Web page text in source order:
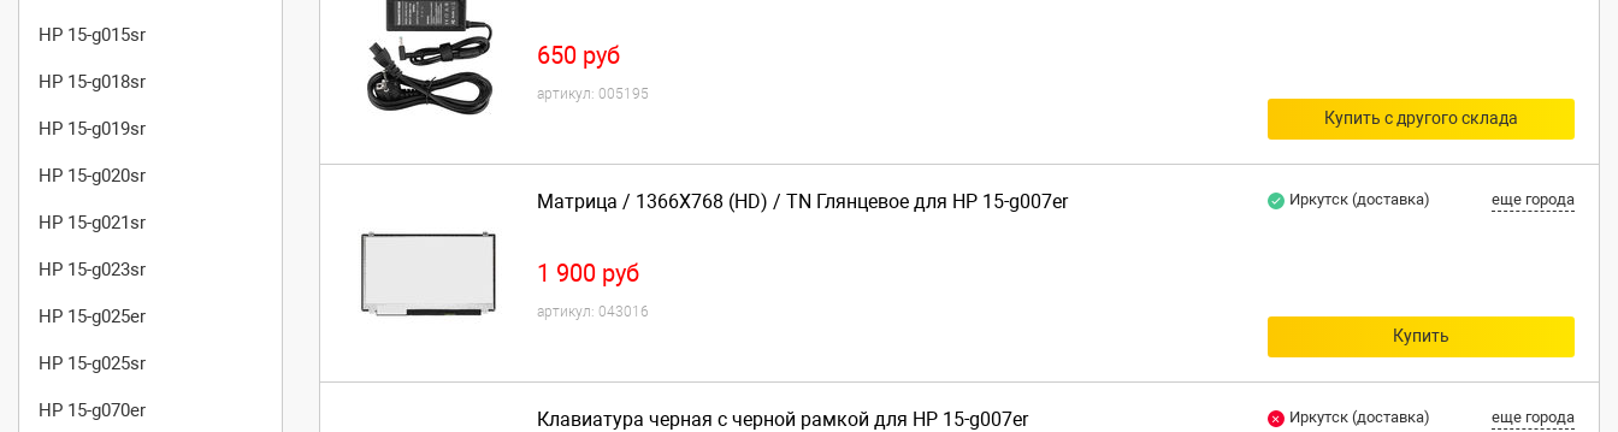
HP 15-g015sr
HP 15-g018sr
HP 15-g019sr
HP 15-g020sr
HP 15-g021sr
HP 15-g023sr
HP 15-g025er
HP 15-g025sr
HP 15-g070er
650 руб
артикул: 005195
Купить с другого склада
Матрица / 1366X768 (HD) / TN Глянцевое для HP 15-g007er
1 900 руб
артикул: 043016
Иркутск (доставка) еще города
Купить
Клавиатура черная с черной рамкой для HP 15-g007er Иркутск (доставка) еще города